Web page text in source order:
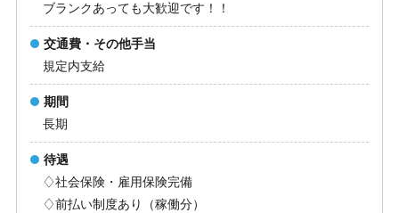
ブランクあっても大歓迎です！！
交通費・その他手当
規定内支給
期間
長期
待遇
♢社会保険・雇用保険完備
♢前払い制度あり（稼働分）